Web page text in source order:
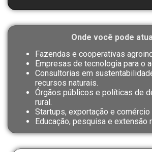
Onde você pode
Fazendas e cooperativas
Empresas de tecnologia para o
Consultorias em
recursos naturais.
Órgãos públicos e políticas de
rural.
Startups, exportação e comércio
Educação, pesquisa e extensão